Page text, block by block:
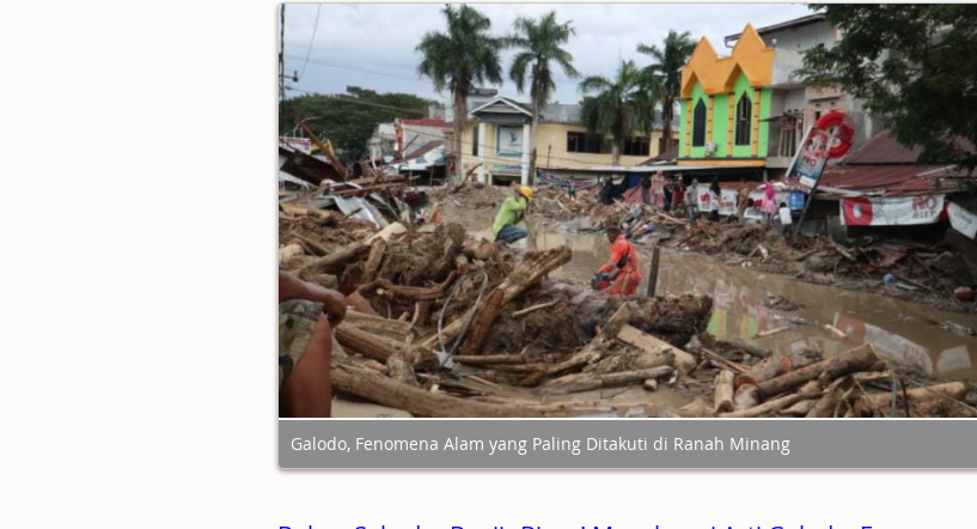
Galodo, Fenomena Alam yang Paling Ditakuti di Ranah Minang